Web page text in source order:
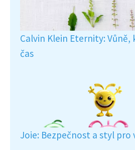
Calvin Klein Eternity:
čas
Joie: Bezpečnost a styl pro